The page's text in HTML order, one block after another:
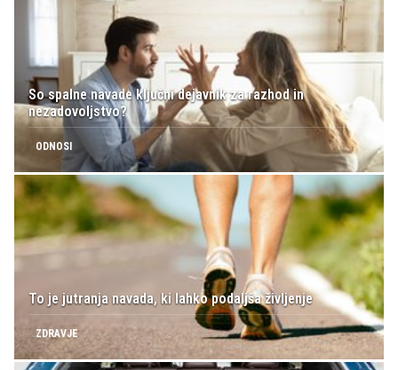
So spalne navade ključni dejavnik za razhod in
nezadovoljstvo?
ODNOSI
To je jutranja navada, ki lahko podaljša življenje
ZDRAVJE